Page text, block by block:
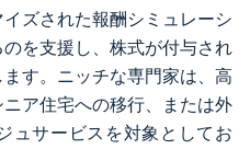
ズされた報酬シミュレーシ
を支援し、株式が付与され
す。ニッチな専門家は、高
ア住宅への移行、または外
ュサービスを対象としてお